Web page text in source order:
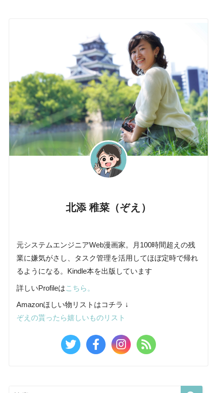
北添 稚菜（ぞえ）
元システムエンジニアWeb漫画家。月100時間超えの残
業に嫌気がさし、タスク管理を活用してほぼ定時で帰れ
るようになる。Kindle本を出版しています
詳しいProfileはこちら。
Amazonほしい物リストはコチラ ↓
ぞえの貰ったら嬉しいものリスト